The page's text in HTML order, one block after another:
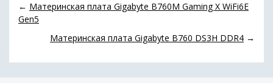
← Материнская плата Gigabyte B760M Gaming X WiFi6E
Gen5
Материнская плата Gigabyte B760 DS3H DDR4 →